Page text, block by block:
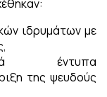
ιδρυμάτων με
έντυπα
της ψευδούς